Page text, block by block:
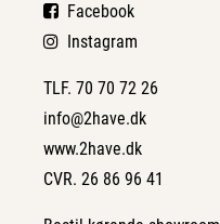
Facebook
Instagram
TLF. 70 70 72 26
info@2have.dk
www.2have.dk
CVR. 26 86 96 41